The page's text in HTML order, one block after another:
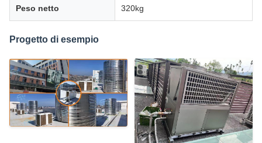
Peso netto 320kg
Progetto di esempio